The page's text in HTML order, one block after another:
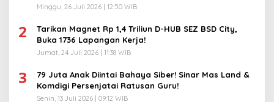
Minggu, 26 Juli 2026 | 12:50 WIB
2
Tarikan Magnet Rp 1,4 Triliun D-HUB SEZ BSD City,
Buka 1736 Lapangan Kerja!
Jumat, 24 Juli 2026 | 11:38 WIB
3
79 Juta Anak Diintai Bahaya Siber! Sinar Mas Land &
Komdigi Persenjatai Ratusan Guru!
Senin, 13 Juli 2026 | 09:12 WIB